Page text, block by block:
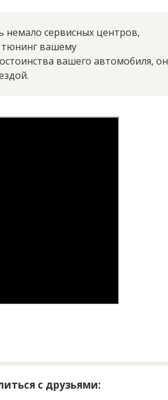
немало сервисных центров,
вашему
вашего автомобиля, он
с друзьями: